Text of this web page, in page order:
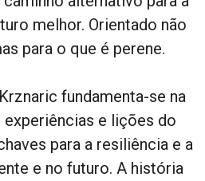
melhor. Orientado não
para o que é perene.
fundamenta-se na
e lições do
para a resiliência e a
e no futuro. A história